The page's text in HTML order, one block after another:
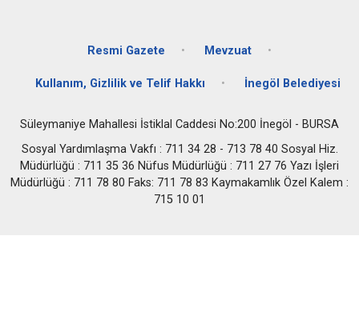
Resmi Gazete Mevzuat
Kullanım, Gizlilik ve Telif Hakkı İnegöl Belediyesi
Süleymaniye Mahallesi İstiklal Caddesi No:200 İnegöl - BURSA
Sosyal Yardımlaşma Vakfı : 711 34 28 - 713 78 40 Sosyal Hiz.
Müdürlüğü : 711 35 36 Nüfus Müdürlüğü : 711 27 76 Yazı İşleri
Müdürlüğü : 711 78 80 Faks: 711 78 83 Kaymakamlık Özel Kalem :
715 10 01